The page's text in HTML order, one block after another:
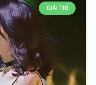
GIẢI TRÍ